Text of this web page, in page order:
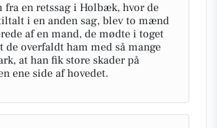
fra en retssag i Holbæk, hvor de
i en anden sag, blev to mænd
af en mand, de mødte i toget
de overfaldt ham med så mange
at han fik store skader på
ene side af hovedet.